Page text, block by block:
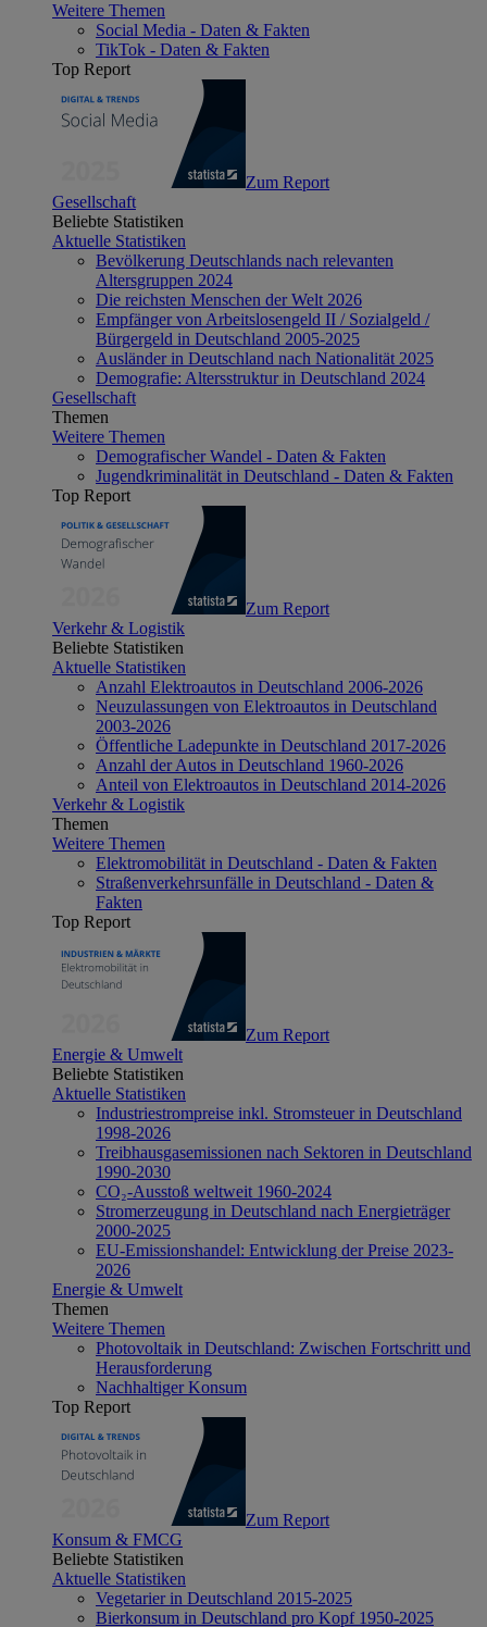
Weitere Themen
Social Media - Daten & Fakten
TikTok - Daten & Fakten
Top Report
Zum Report
Gesellschaft
Beliebte Statistiken
Aktuelle Statistiken
Bevölkerung Deutschlands nach relevanten
Altersgruppen 2024
Die reichsten Menschen der Welt 2026
Empfänger von Arbeitslosengeld II / Sozialgeld /
Bürgergeld in Deutschland 2005-2025
Ausländer in Deutschland nach Nationalität 2025
Demografie: Altersstruktur in Deutschland 2024
Gesellschaft
Themen
Weitere Themen
Demografischer Wandel - Daten & Fakten
Jugendkriminalität in Deutschland - Daten & Fakten
Top Report
Zum Report
Verkehr & Logistik
Beliebte Statistiken
Aktuelle Statistiken
Anzahl Elektroautos in Deutschland 2006-2026
Neuzulassungen von Elektroautos in Deutschland
2003-2026
Öffentliche Ladepunkte in Deutschland 2017-2026
Anzahl der Autos in Deutschland 1960-2026
Anteil von Elektroautos in Deutschland 2014-2026
Verkehr & Logistik
Themen
Weitere Themen
Elektromobilität in Deutschland - Daten & Fakten
Straßenverkehrsunfälle in Deutschland - Daten &
Fakten
Top Report
Zum Report
Energie & Umwelt
Beliebte Statistiken
Aktuelle Statistiken
Industriestrompreise inkl. Stromsteuer in Deutschland
1998-2026
Treibhausgasemissionen nach Sektoren in Deutschland
1990-2030
CO₂-Ausstoß weltweit 1960-2024
Stromerzeugung in Deutschland nach Energieträger
2000-2025
EU-Emissionshandel: Entwicklung der Preise 2023-
2026
Energie & Umwelt
Themen
Weitere Themen
Photovoltaik in Deutschland: Zwischen Fortschritt und
Herausforderung
Nachhaltiger Konsum
Top Report
Zum Report
Konsum & FMCG
Beliebte Statistiken
Aktuelle Statistiken
Vegetarier in Deutschland 2015-2025
Bierkonsum in Deutschland pro Kopf 1950-2025